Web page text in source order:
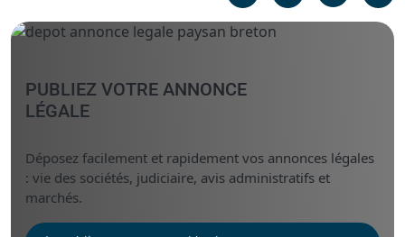
Linked
PUBLIEZ VOTRE ANNONCE
LÉGALE
Déposez facilement et rapidement vos annonces légales
: vie des sociétés, judiciaire, avis administratifs et
marchés.